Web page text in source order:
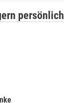
persönlich